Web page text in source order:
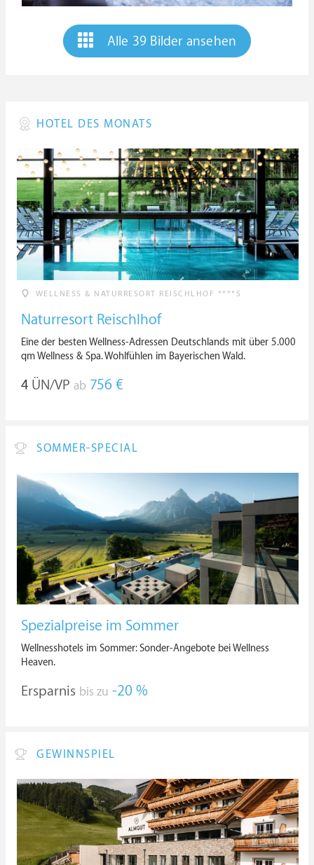
Alle 39 Bilder ansehen
HOTEL DES MONATS
WELLNESS & NATURRESORT REISCHLHOF ****S
Naturresort Reischlhof
Eine der besten Wellness-Adressen Deutschlands mit über 5.000
qm Wellness & Spa. Wohlfühlen im Bayerischen Wald.
4 ÜN/VP ab 756 €
SOMMER-SPECIAL
Spezialpreise im Sommer
Wellnesshotels im Sommer: Sonder-Angebote bei Wellness
Heaven.
Ersparnis bis zu -20 %
GEWINNSPIEL